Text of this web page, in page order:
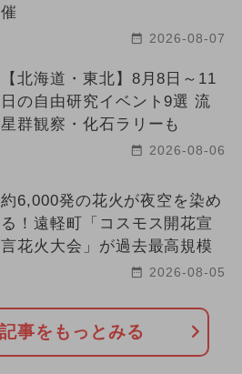
催
2026-08-07
【北海道・東北】8月8日～11
日の自由研究イベント9選 流
星群観察・化石ラリーも
2026-08-06
約6,000発の花火が夜空を染め
る！遠軽町「コスモス開花宣
言花火大会」が過去最高規模
2026-08-05
事をもっとみる